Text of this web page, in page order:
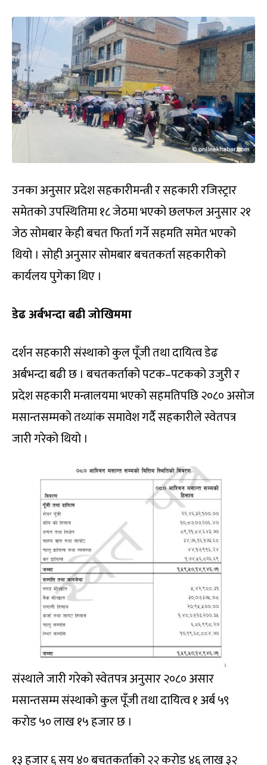
उनका अनुसार प्रदेश सहकारीमन्त्री र सहकारी रजिस्ट्रार
समेतको उपस्थितिमा १८ जेठमा भएको छलफल अनुसार २१
जेठ सोमबार केही बचत फिर्ता गर्ने सहमति समेत भएको
थियो । सोही अनुसार सोमबार बचतकर्ता सहकारीको
कार्यलय पुगेका थिए ।
डेढ अर्बभन्दा बढी जोखिममा
दर्शन सहकारी संस्थाको कुल पूँजी तथा दायित्व डेढ
अर्बभन्दा बढी छ । बचतकर्ताको पटक–पटकको उजुरी र
प्रदेश सहकारी मन्त्रालयमा भएको सहमतिपछि २०८० असोज
मसान्तसम्मको तथ्यांक समावेश गर्दै सहकारीले स्वेतपत्र
जारी गरेको थियो ।
संस्थाले जारी गरेको स्वेतपत्र अनुसार २०८० असार
मसान्तसम्म संस्थाको कुल पूँजी तथा दायित्व १ अर्ब ५९
करोड ५० लाख १५ हजार छ ।
१३ हजार ६ सय ४० बचतकर्ताको २२ करोड ४६ लाख ३२